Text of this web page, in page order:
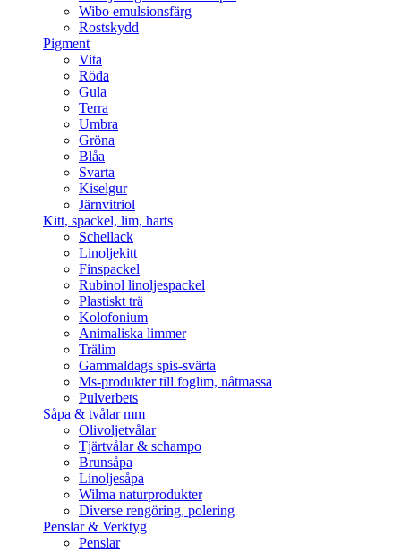
Wibo emulsionsfärg
Rostskydd
Pigment
Vita
Röda
Gula
Terra
Umbra
Gröna
Blåa
Svarta
Kiselgur
Järnvitriol
Kitt, spackel, lim, harts
Schellack
Linoljekitt
Finspackel
Rubinol linoljespackel
Plastiskt trä
Kolofonium
Animaliska limmer
Trälim
Gammaldags spis-svärta
Ms-produkter till foglim, nåtmassa
Pulverbets
Såpa & tvålar mm
Olivoljetvålar
Tjärtvålar & schampo
Brunsåpa
Linoljesåpa
Wilma naturprodukter
Diverse rengöring, polering
Penslar & Verktyg
Penslar